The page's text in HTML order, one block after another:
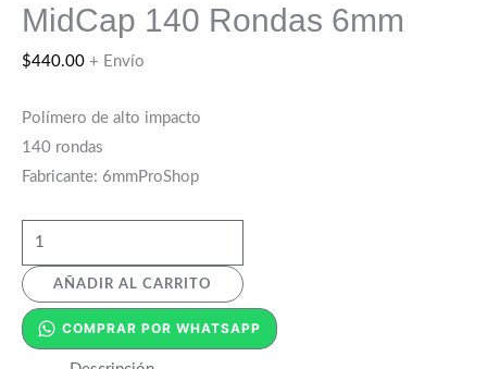
MidCap 140 Rondas 6mm
$440.00 + Envío
Polímero de alto impacto
140 rondas
Fabricante: 6mmProShop
AÑADIR AL CARRITO
COMPRAR POR WHATSAPP